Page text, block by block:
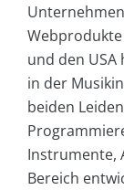
und den USA
in der
beiden
Instrumente,
Bereich